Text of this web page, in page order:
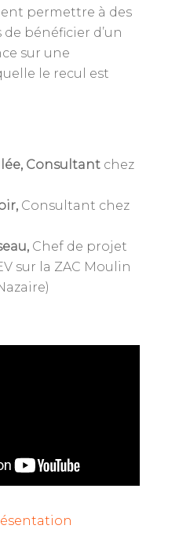
permettre à des
de bénéficier d’un
sur une
le recul est
Consultant chez
Consultant chez
Chef de projet
sur la ZAC Moulin